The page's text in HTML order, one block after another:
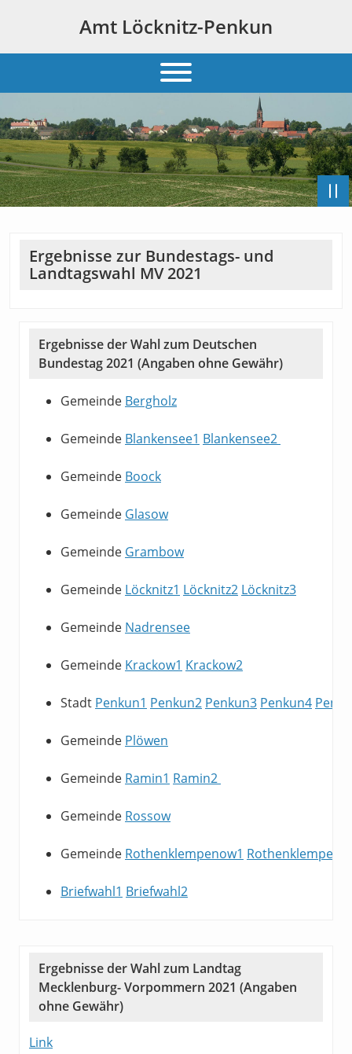
Amt Löcknitz-Penkun
Ergebnisse zur Bundestags- und
Landtagswahl MV 2021
Ergebnisse der Wahl zum Deutschen
Bundestag 2021 (Angaben ohne Gewähr)
Gemeinde Bergholz
Gemeinde Blankensee1 Blankensee2
Gemeinde Boock
Gemeinde Glasow
Gemeinde Grambow
Gemeinde Löcknitz1 Löcknitz2 Löcknitz3
Gemeinde Nadrensee
Gemeinde Krackow1 Krackow2
Stadt Penkun1 Penkun2 Penkun3 Penkun4
Gemeinde Plöwen
Gemeinde Ramin1 Ramin2
Gemeinde Rossow
Gemeinde Rothenklempenow1
Briefwahl1 Briefwahl2
Ergebnisse der Wahl zum Landtag
Mecklenburg- Vorpommern 2021 (Angaben
ohne Gewähr)
Link